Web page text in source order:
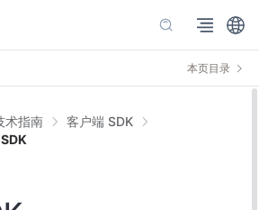
本页目录
术指南
客户端 SDK